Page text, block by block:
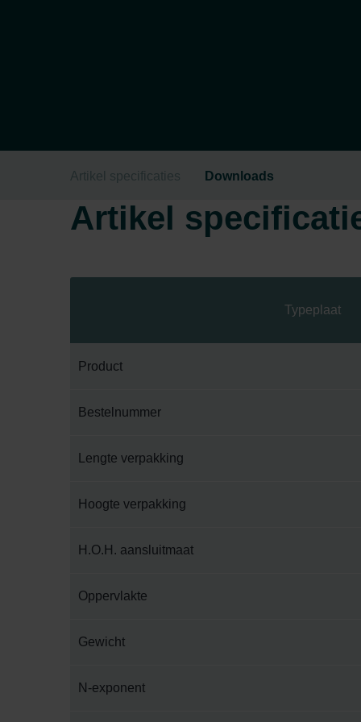
Artikel specificaties Downloads
Artikel
Typeplaat
Product
Bestelnummer
Lengte verpakking
Hoogte verpakking
H.O.H. aansluitmaat
Oppervlakte
Gewicht
N-exponent